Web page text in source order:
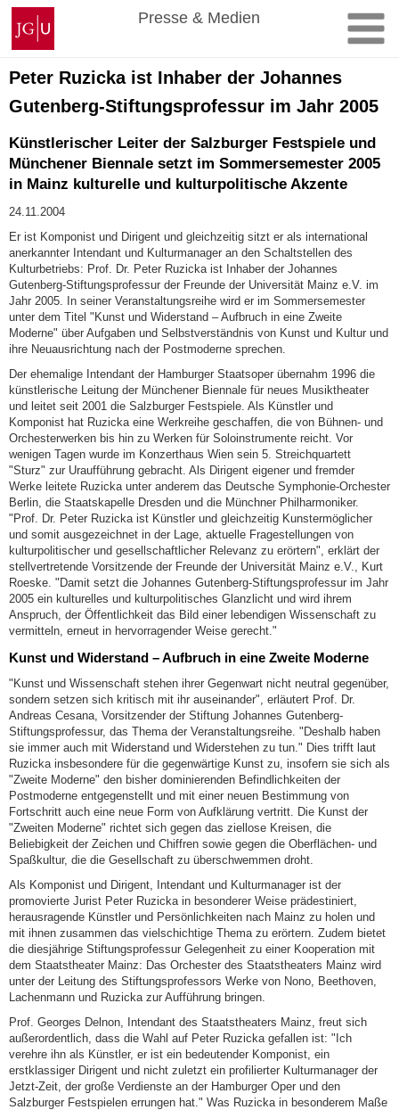
Zum
Inhalt
springen
Johannes
Gutenberg-
Universität
Mainz
Presse & Medien
Peter Ruzicka ist Inhaber der Johannes
Gutenberg-Stiftungsprofessur im Jahr 2005
Künstlerischer Leiter der Salzburger Festspiele und
Münchener Biennale setzt im Sommersemester 2005
in Mainz kulturelle und kulturpolitische Akzente
24.11.2004
Er ist Komponist und Dirigent und gleichzeitig sitzt er als international
anerkannter Intendant und Kulturmanager an den Schaltstellen des
Kulturbetriebs: Prof. Dr. Peter Ruzicka ist Inhaber der Johannes
Gutenberg-Stiftungsprofessur der Freunde der Universität Mainz e.V. im
Jahr 2005. In seiner Veranstaltungsreihe wird er im Sommersemester
unter dem Titel "Kunst und Widerstand – Aufbruch in eine Zweite
Moderne" über Aufgaben und Selbstverständnis von Kunst und Kultur und
ihre Neuausrichtung nach der Postmoderne sprechen.
Der ehemalige Intendant der Hamburger Staatsoper übernahm 1996 die
künstlerische Leitung der Münchener Biennale für neues Musiktheater
und leitet seit 2001 die Salzburger Festspiele. Als Künstler und
Komponist hat Ruzicka eine Werkreihe geschaffen, die von Bühnen- und
Orchesterwerken bis hin zu Werken für Soloinstrumente reicht. Vor
wenigen Tagen wurde im Konzerthaus Wien sein 5. Streichquartett
"Sturz" zur Uraufführung gebracht. Als Dirigent eigener und fremder
Werke leitete Ruzicka unter anderem das Deutsche Symphonie-Orchester
Berlin, die Staatskapelle Dresden und die Münchner Philharmoniker.
"Prof. Dr. Peter Ruzicka ist Künstler und gleichzeitig Kunstermöglicher
und somit ausgezeichnet in der Lage, aktuelle Fragestellungen von
kulturpolitischer und gesellschaftlicher Relevanz zu erörtern", erklärt der
stellvertretende Vorsitzende der Freunde der Universität Mainz e.V., Kurt
Roeske. "Damit setzt die Johannes Gutenberg-Stiftungsprofessur im Jahr
2005 ein kulturelles und kulturpolitisches Glanzlicht und wird ihrem
Anspruch, der Öffentlichkeit das Bild einer lebendigen Wissenschaft zu
vermitteln, erneut in hervorragender Weise gerecht."
Kunst und Widerstand – Aufbruch in eine Zweite Moderne
"Kunst und Wissenschaft stehen ihrer Gegenwart nicht neutral gegenüber,
sondern setzen sich kritisch mit ihr auseinander", erläutert Prof. Dr.
Andreas Cesana, Vorsitzender der Stiftung Johannes Gutenberg-
Stiftungsprofessur, das Thema der Veranstaltungsreihe. "Deshalb haben
sie immer auch mit Widerstand und Widerstehen zu tun." Dies trifft laut
Ruzicka insbesondere für die gegenwärtige Kunst zu, insofern sie sich als
"Zweite Moderne" den bisher dominierenden Befindlichkeiten der
Postmoderne entgegenstellt und mit einer neuen Bestimmung von
Fortschritt auch eine neue Form von Aufklärung vertritt. Die Kunst der
"Zweiten Moderne" richtet sich gegen das ziellose Kreisen, die
Beliebigkeit der Zeichen und Chiffren sowie gegen die Oberflächen- und
Spaßkultur, die die Gesellschaft zu überschwemmen droht.
Als Komponist und Dirigent, Intendant und Kulturmanager ist der
promovierte Jurist Peter Ruzicka in besonderer Weise prädestiniert,
herausragende Künstler und Persönlichkeiten nach Mainz zu holen und
mit ihnen zusammen das vielschichtige Thema zu erörtern. Zudem bietet
die diesjährige Stiftungsprofessur Gelegenheit zu einer Kooperation mit
dem Staatstheater Mainz: Das Orchester des Staatstheaters Mainz wird
unter der Leitung des Stiftungsprofessors Werke von Nono, Beethoven,
Lachenmann und Ruzicka zur Aufführung bringen.
Prof. Georges Delnon, Intendant des Staatstheaters Mainz, freut sich
außerordentlich, dass die Wahl auf Peter Ruzicka gefallen ist: "Ich
verehre ihn als Künstler, er ist ein bedeutender Komponist, ein
erstklassiger Dirigent und nicht zuletzt ein profilierter Kulturmanager der
Jetzt-Zeit, der große Verdienste an der Hamburger Oper und den
Salzburger Festspielen errungen hat." Was Ruzicka in besonderem Maße